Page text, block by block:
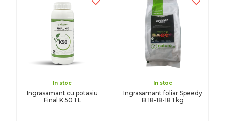
In stoc
Ingrasamant cu potasiu
Final K 50 1 L
In stoc
Ingrasamant foliar Speedy
B 18-18-18 1 kg